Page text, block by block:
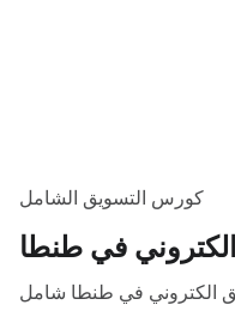
كورس التسويق الشامل
في طنطا
الكتروني في طنطا شامل